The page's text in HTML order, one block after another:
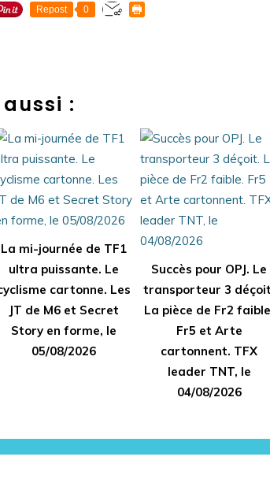
Repost 0
:
La mi-journée de TF1
ultra puissante. Le
cartonne. Les
JT de M6 et Secret
Story en forme, le
05/08/2026
Succès pour OPJ. Le
transporteur 3
La pièce de Fr2
Fr5 et Arte
cartonnent. TFX
leader TNT, le
04/08/2026